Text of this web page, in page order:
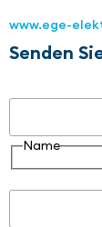
www.ege-
Senden
Name